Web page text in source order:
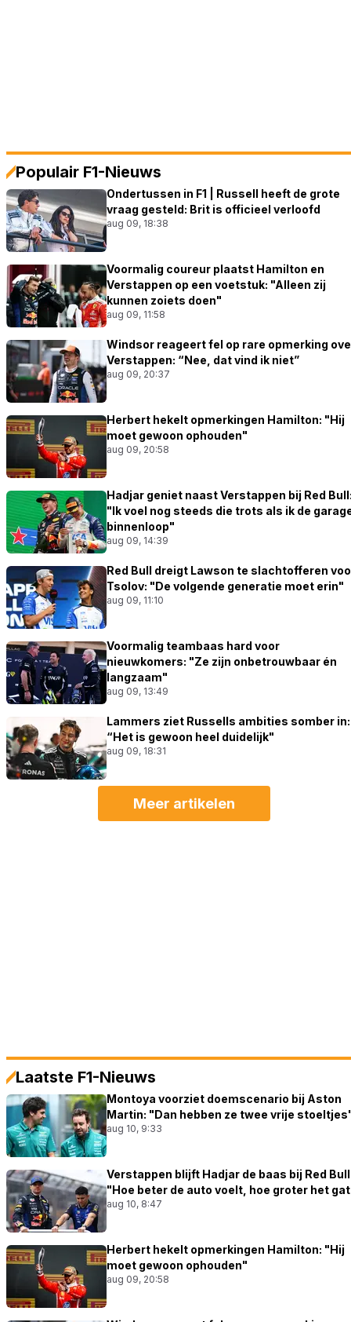
Populair F1-Nieuws
Ondertussen in F1 | Russell heeft de grote
vraag gesteld: Brit is officieel verloofd
aug 09, 18:38
Voormalig coureur plaatst Hamilton en
Verstappen op een voetstuk: "Alleen zij
kunnen zoiets doen"
aug 09, 11:58
Windsor reageert fel op rare opmerking
Verstappen: “Nee, dat vind ik niet”
aug 09, 20:37
Herbert hekelt opmerkingen Hamilton: "Hij
moet gewoon ophouden"
aug 09, 20:58
Hadjar geniet naast Verstappen bij Red
"Ik voel nog steeds die trots als ik de
binnenloop"
aug 09, 14:39
Red Bull dreigt Lawson te slachtofferen
Tsolov: "De volgende generatie moet erin"
aug 09, 11:10
Voormalig teambaas hard voor
nieuwkomers: "Ze zijn onbetrouwbaar én
langzaam"
aug 09, 13:49
Lammers ziet Russells ambities somber in:
“Het is gewoon heel duidelijk"
aug 09, 18:31
Meer artikelen
Laatste F1-Nieuws
Montoya voorziet doemscenario bij Aston
Martin: "Dan hebben ze twee vrije
aug 10, 9:33
Verstappen blijft Hadjar de baas bij Red
"Hoe beter de auto voelt, hoe groter het
aug 10, 8:47
Herbert hekelt opmerkingen Hamilton: "Hij
moet gewoon ophouden"
aug 09, 20:58